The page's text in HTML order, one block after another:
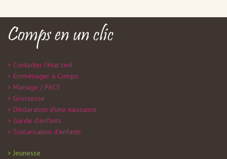
Comps en un clic
Contacter l’état civil
Emménager à Comps
Mariage / PACS
Grossesse
Déclaration d’une naissance
Garde d’enfants
Scolarisation d’enfants
Jeunesse